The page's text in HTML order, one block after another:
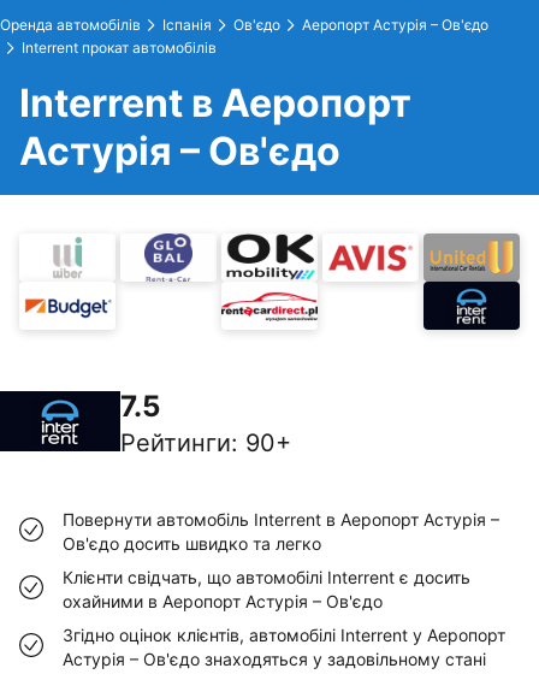
Оренда автомобілів Іспанія Ов'єдо
Аеропорт Астурія – Ов'єдо
Interrent прокат автомобілів
Interrent в Аеропорт
Астурія – Ов'єдо
7.5
Рейтинги: 90+
Повернути автомобіль Interrent в Аеропорт Астурія –
Ов'єдо досить швидко та легко
Клієнти свідчать, що автомобілі Interrent є досить
охайними в Аеропорт Астурія – Ов'єдо
Згідно оцінок клієнтів, автомобілі Interrent у Аеропорт
Астурія – Ов'єдо знаходяться у задовільному стані